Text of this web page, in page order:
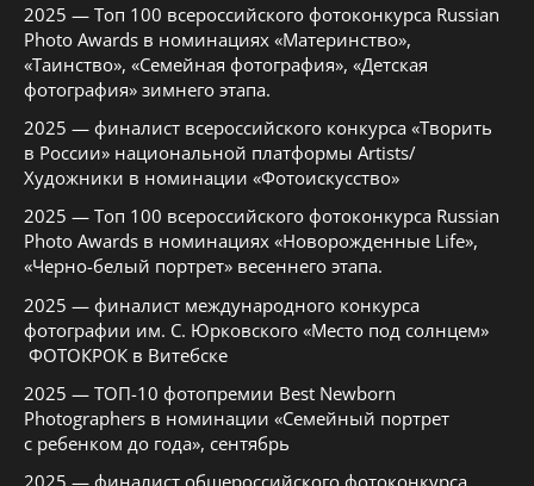
2025 — Топ 100 всероссийского фотоконкурса Russian
Photo Awards в номинациях «Материнство»,
«Таинство», «Семейная фотография», «Детская
фотография» зимнего этапа.
2025 — финалист всероссийского конкурса «Творить
в России» национальной платформы Artists/
Художники в номинации «Фотоискусство»
2025 — Топ 100 всероссийского фотоконкурса Russian
Photo Awards в номинациях «Новорожденные Life»,
«Черно-белый портрет» весеннего этапа.
2025 — финалист международного конкурса
фотографии им. С. Юрковского «Место под солнцем»
ФОТОКРОК в Витебске
2025 — ТОП-10 фотопремии Best Newborn
Photographers в номинации «Семейный портрет
с ребенком до года», сентябрь